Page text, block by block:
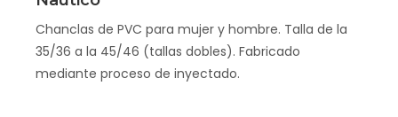
Chanclas de PVC para mujer y hombre. Talla de la
35/36 a la 45/46 (tallas dobles). Fabricado
mediante proceso de inyectado.